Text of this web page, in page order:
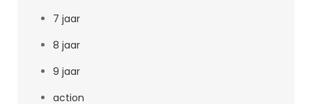
7 jaar
8 jaar
9 jaar
action